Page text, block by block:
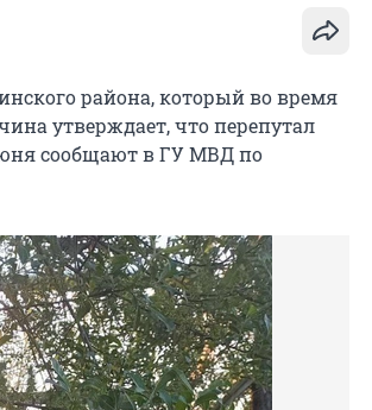
района, который во время
утверждает, что перепутал
сообщают в ГУ МВД по